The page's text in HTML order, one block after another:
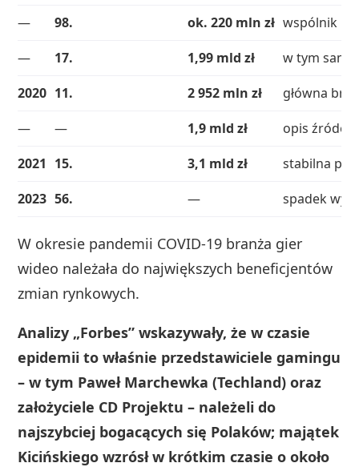
—
98. ok. 220 mln zł wspólnik
—
17. 1,99 mld zł
w tym
2020 11. 2 952 mln zł
główna
—
— 1,9 mld zł
opis źródeł
2021 15. 3,1 mld zł
stabilna
2023 56. — spadek
W okresie pandemii COVID‑19 branża gier
wideo należała do największych beneficjentów
zmian rynkowych.
Analizy „Forbes” wskazywały, że w czasie
epidemii to właśnie przedstawiciele gamingu
– w tym Paweł Marchewka (Techland) oraz
założyciele CD Projektu – należeli do
najszybciej bogacących się Polaków; majątek
Kicińskiego wzrósł w krótkim czasie o około